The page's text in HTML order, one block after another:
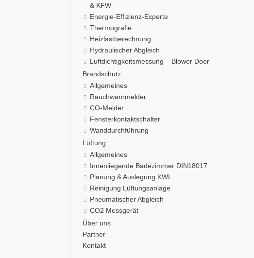
& KFW
Energie-Effizienz-Experte
Thermografie
Heizlastberechnung
Hydraulischer Abgleich
Luftdichtigkeitsmessung – Blower Door
Brandschutz
Allgemeines
Rauchwarnmelder
CO-Melder
Fensterkontaktschalter
Wanddurchführung
Lüftung
Allgemeines
Innenliegende Badezimmer DIN18017
Planung & Auslegung KWL
Reinigung Lüftungsanlage
Pneumatischer Abgleich
CO2 Messgerät
Über uns
Partner
Kontakt